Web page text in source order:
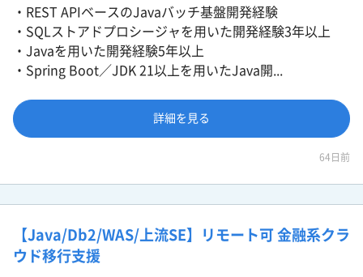
・REST APIベースのJavaバッチ基盤開発経験
・SQLストアドプロシージャを用いた開発経験3年以上
・Javaを用いた開発経験5年以上
・Spring Boot／JDK 21以上を用いたJava開...
詳細を見る
64日前
【Java/Db2/WAS/上流SE】リモート可 金融系クラ
ウド移行支援